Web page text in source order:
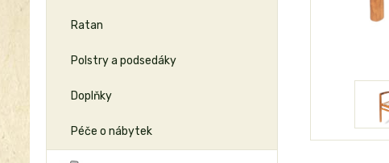
Ratan
Polstry a podsedáky
Doplňky
Péče o nábytek